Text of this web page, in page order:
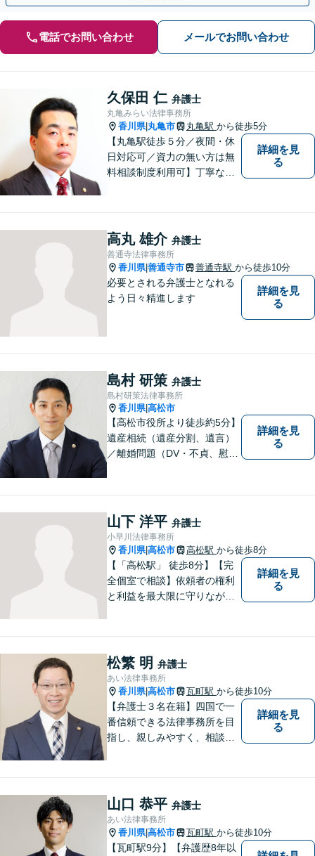
電話でお問い合わせ メールでお問い合わせ
久保田 仁 弁護士
丸亀みらい法律事務所
香川県| 丸亀市 丸亀駅 から徒歩5分
【丸亀駅徒歩５分／夜間・休
日対応可／資力の無い方は無
料相談制度利用可】丁寧な対
詳細を見
る
高丸 雄介 弁護士
善通寺法律事務所
香川県|善通寺市 善通寺駅 から徒歩10分
必要とされる弁護士となれる
よう日々精進します
詳細を見
る
島村 研策 弁護士
島村研策法律事務所
香川県|高松市
【高松市役所より徒歩約5分】
遺産相続（遺産分割、遺言）
／離婚問題（DV・不貞、慰謝
高いリーガルサービスをご提
供します。
詳細を見
る
山下 洋平 弁護士
小早川法律事務所
香川県|高松市 高松駅 から徒歩8分
【「高松駅」 徒歩8分】【完
全個室で相談】依頼者の権利
と利益を最大限に守りなが
見出すお手伝いができれば、
幸いです。お気軽にご相談く
ださい。
詳細を見
る
松繁 明 弁護士
あい法律事務所
香川県|高松市 瓦町駅 から徒歩10分
【弁護士３名在籍】四国で一
番信頼できる法律事務所を目
指し、親しみやすく、相談し
詳細を見
る
山口 恭平 弁護士
あい法律事務所
香川県|高松市 瓦町駅 から徒歩10分
【瓦町駅9分】【弁護歴8年以